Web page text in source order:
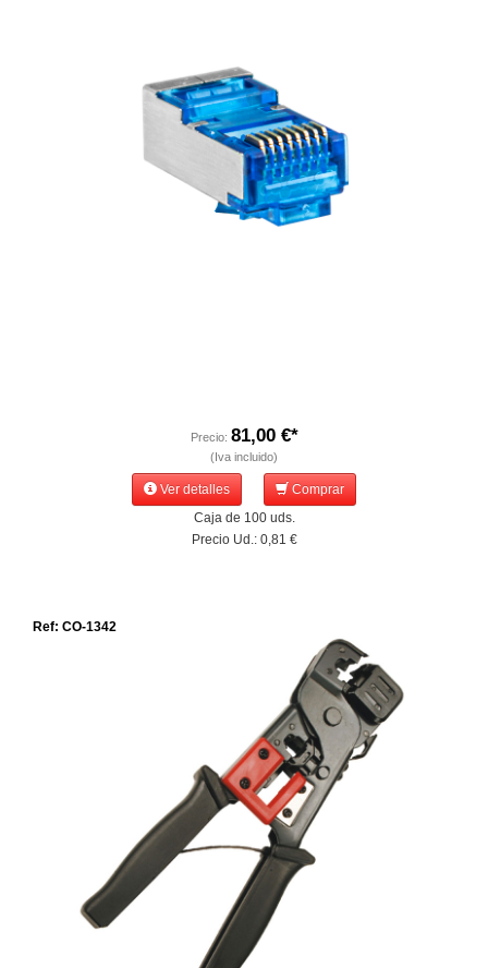
Precio: 81,00 €*
(Iva incluido)
Ver detalles
Comprar
Caja de 100 uds.
Precio Ud.: 0,81 €
Ref: CO-1342